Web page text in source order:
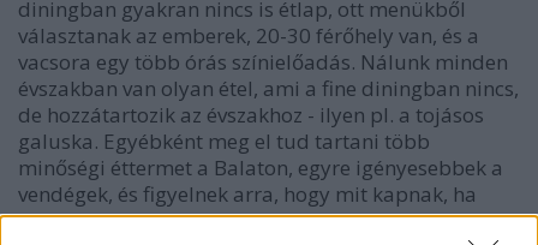
diningban gyakran nincs is étlap, ott menükből
választanak az emberek, 20-30 férőhely van, és a
vacsora egy több órás színielőadás. Nálunk minden
évszakban van olyan étel, ami a fine diningban nincs,
de hozzátartozik az évszakhoz - ilyen pl. a tojásos
galuska. Egyébként meg el tud tartani több
minőségi éttermet a Balaton, egyre igényesebbek a
vendégek, és figyelnek arra, hogy mit kapnak, ha
elmennek étterembe.